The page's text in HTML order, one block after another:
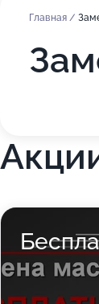
Главная /